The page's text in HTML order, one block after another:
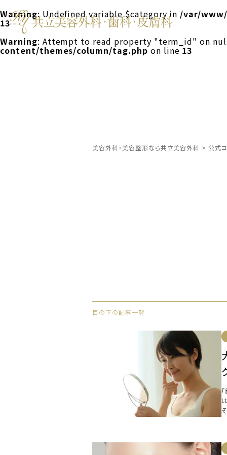
Warning: Undefined variable $category in /var/
13
Warning: Attempt to read property "term_id" on
content/themes/column/tag.phpon line13
美容外科・美容整形なら共立美容外科 > 公式
目の下の記事一覧